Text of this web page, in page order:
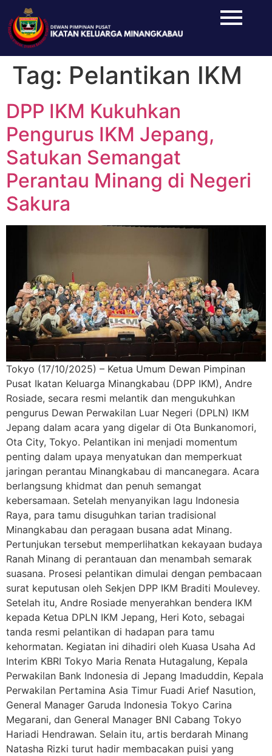
Tag: Pelantikan IKM
DPP IKM Kukuhkan
Pengurus IKM Jepang,
Satukan Semangat
Perantau Minang di Negeri
Sakura
Tokyo (17/10/2025) – Ketua Umum Dewan Pimpinan
Pusat Ikatan Keluarga Minangkabau (DPP IKM), Andre
Rosiade, secara resmi melantik dan mengukuhkan
pengurus Dewan Perwakilan Luar Negeri (DPLN) IKM
Jepang dalam acara yang digelar di Ota Bunkanomori,
Ota City, Tokyo. Pelantikan ini menjadi momentum
penting dalam upaya menyatukan dan memperkuat
jaringan perantau Minangkabau di mancanegara. Acara
berlangsung khidmat dan penuh semangat
kebersamaan. Setelah menyanyikan lagu Indonesia
Raya, para tamu disuguhkan tarian tradisional
Minangkabau dan peragaan busana adat Minang.
Pertunjukan tersebut memperlihatkan kekayaan budaya
Ranah Minang di perantauan dan menambah semarak
suasana. Prosesi pelantikan dimulai dengan pembacaan
surat keputusan oleh Sekjen DPP IKM Braditi Moulevey.
Setelah itu, Andre Rosiade menyerahkan bendera IKM
kepada Ketua DPLN IKM Jepang, Heri Koto, sebagai
tanda resmi pelantikan di hadapan para tamu
kehormatan. Kegiatan ini dihadiri oleh Kuasa Usaha Ad
Interim KBRI Tokyo Maria Renata Hutagalung, Kepala
Perwakilan Bank Indonesia di Jepang Imaduddin, Kepala
Perwakilan Pertamina Asia Timur Fuadi Arief Nasution,
General Manager Garuda Indonesia Tokyo Carina
Megarani, dan General Manager BNI Cabang Tokyo
Hariadi Hendrawan. Selain itu, artis berdarah Minang
Natasha Rizki turut hadir membacakan puisi yang